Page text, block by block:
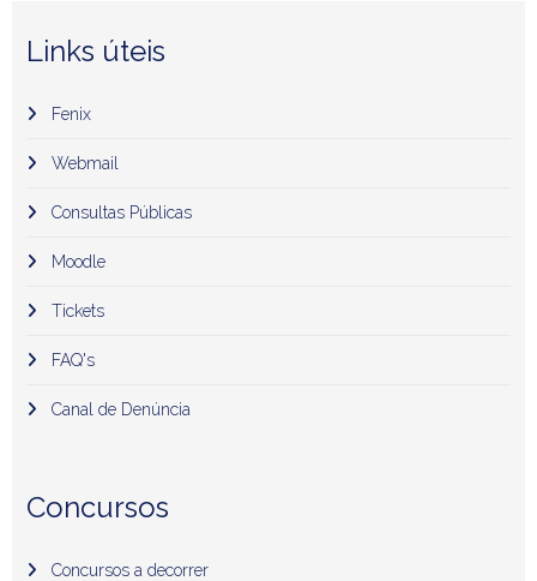
Links úteis
Fenix
Webmail
Consultas Públicas
Moodle
Tickets
FAQ's
Canal de Denúncia
Concursos
Concursos a decorrer